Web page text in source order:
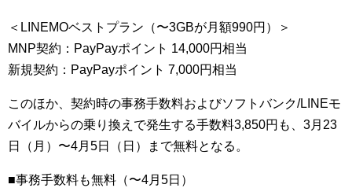
＜LINEMOベストプラン（〜3GBが月額990円）＞
MNP契約：PayPayポイント 14,000円相当
新規契約：PayPayポイント 7,000円相当
このほか、契約時の事務手数料およびソフトバンク/LINEモ
バイルからの乗り換えで発生する手数料3,850円も、3月23
日（月）〜4月5日（日）まで無料となる。
■事務手数料も無料（〜4月5日）